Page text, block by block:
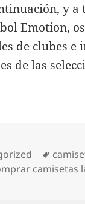
y a
Emotion,
de clubes e
de las
camisetas